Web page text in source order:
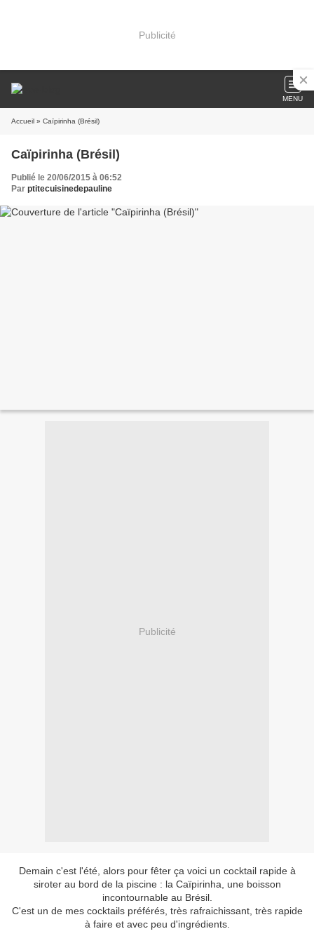
Publicité
MENU
Accueil » Caïpirinha (Brésil)
Caïpirinha (Brésil)
Publié le 20/06/2015 à 06:52
Par ptitecuisinedepauline
Publicité
Demain c'est l'été, alors pour fêter ça voici un cocktail rapide à
siroter au bord de la piscine : la Caïpirinha, une boisson
incontournable au Brésil.
C'est un de mes cocktails préférés, très rafraichissant, très rapide
à faire et avec peu d'ingrédients.